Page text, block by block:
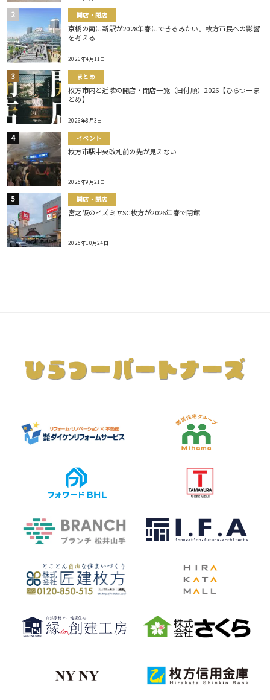
開店・閉店
京橋の南に新駅が2028年春にできるみたい。枚方市民への影響
を考える
2026年4月11日
まとめ
枚方市内と近隣の開店・閉店一覧（日付順）2026【ひらつーま
とめ】
2026年8月3日
イベント
枚方市駅中央改札前の先が見えない
2025年9月21日
開店・閉店
宮之阪のイズミヤSC枚方が2026年春で閉館
2025年10月24日